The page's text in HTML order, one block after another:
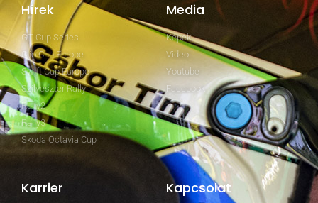
Hírek
GT Cup Series
Clio Cup Europe
Swift Cup Europe
Szilveszter Rally
Rally2
Rally3
Skoda Octavia Cup
Media
Képek
Video
Youtube
Facebook
Karrier Kapcsolat